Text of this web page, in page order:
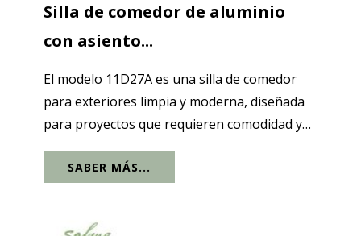
Silla de comedor de aluminio
con asiento...
El modelo 11D27A es una silla de comedor
para exteriores limpia y moderna, diseñada
para proyectos que requieren comodidad y
con recubrimiento en polvo mantiene la
SABER MÁS...